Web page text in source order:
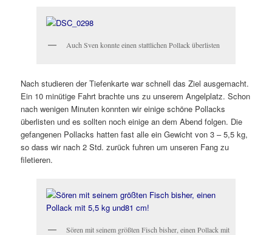
Auch Sven konnte einen stattlichen Pollack überlisten
Nach studieren der Tiefenkarte war schnell das Ziel ausgemacht.
Ein 10 minütige Fahrt brachte uns zu unserem Angelplatz. Schon
nach wenigen Minuten konnten wir einige schöne Pollacks
überlisten und es sollten noch einige an dem Abend folgen. Die
gefangenen Pollacks hatten fast alle ein Gewicht von 3 – 5,5 kg,
so dass wir nach 2 Std. zurück fuhren um unseren Fang zu
filetieren.
Sören mit seinem größten Fisch bisher, einen Pollack mit